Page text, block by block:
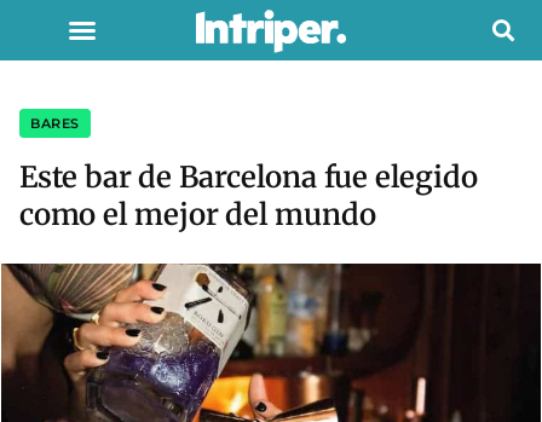
BARES
Este bar de Barcelona fue elegido
como el mejor del mundo